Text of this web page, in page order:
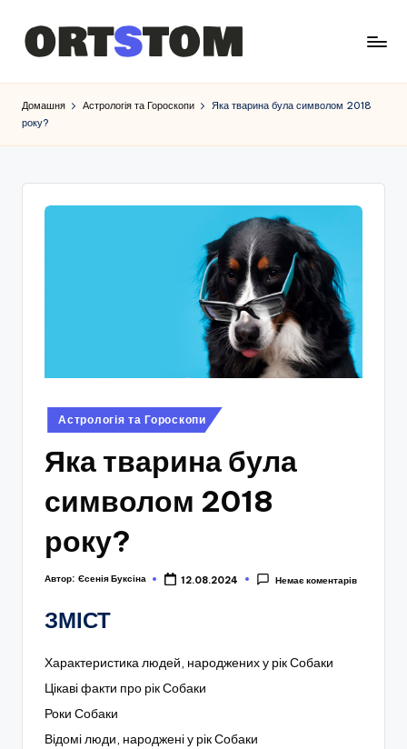
Домашня Астрологія та Гороскопи
Яка тварина була символом 2018
року?
Опубліковано
у
Астрологія та Гороскопи
Яка тварина була
символом 2018
року?
Автор: Єсенія Буксіна 12.08.2024 Немає коментарів
ЗМІСТ
Характеристика людей, народжених у рік Собаки
Цікаві факти про рік Собаки
Роки Собаки
Відомі люди, народжені у рік Собаки